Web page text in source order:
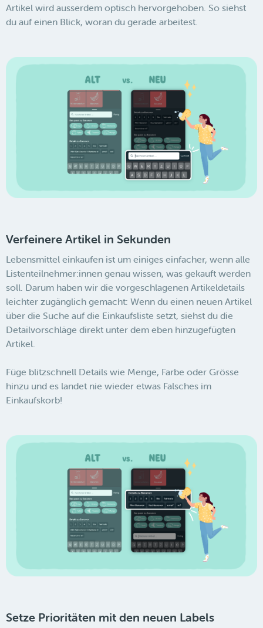
Artikel wird ausserdem optisch hervorgehoben. So siehst
du auf einen Blick, woran du gerade arbeitest.
Verfeinere Artikel in Sekunden
Lebensmittel einkaufen ist um einiges einfacher, wenn alle
Listenteilnehmer:innen genau wissen, was gekauft werden
soll. Darum haben wir die vorgeschlagenen Artikeldetails
leichter zugänglich gemacht: Wenn du einen neuen Artikel
über die Suche auf die Einkaufsliste setzt, siehst du die
Detailvorschläge direkt unter dem eben hinzugefügten
Artikel.
Füge blitzschnell Details wie Menge, Farbe oder Grösse
hinzu und es landet nie wieder etwas Falsches im
Einkaufskorb!
Setze Prioritäten mit den neuen Labels